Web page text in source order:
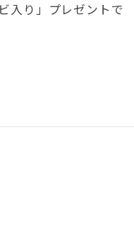
入り」プレゼントで